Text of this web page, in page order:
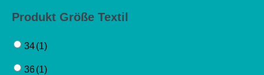
Produkt Größe Textil
34(1)
36(1)